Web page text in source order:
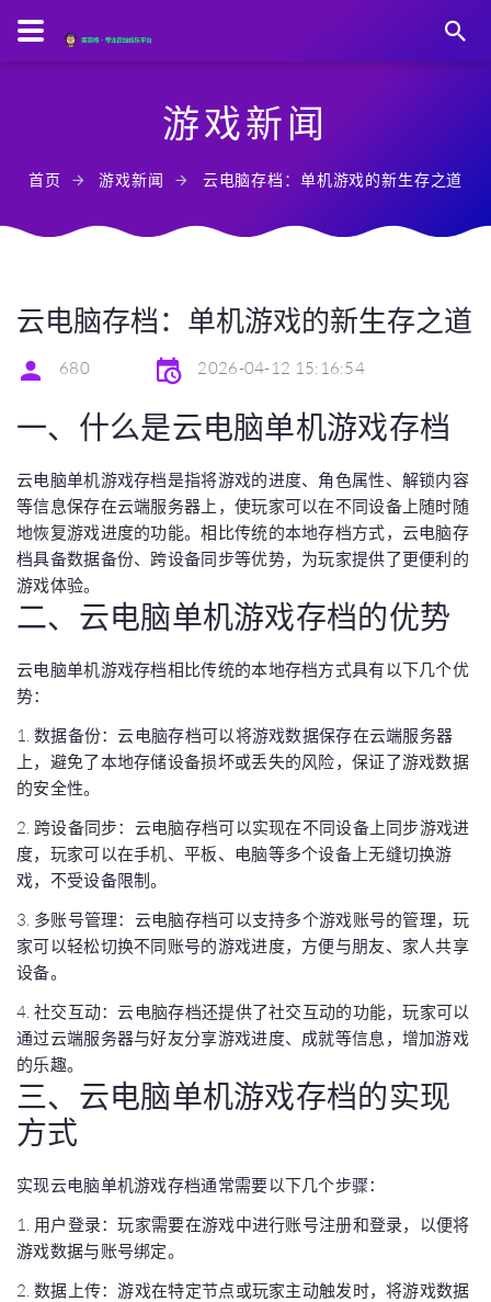
游戏新闻
首页 游戏新闻 云电脑存档：单机游戏的新生存之道
云电脑存档：单机游戏的新生存之道
680 2026-04-12 15:16:54
一、什么是云电脑单机游戏存档
云电脑单机游戏存档是指将游戏的进度、角色属性、解锁内容
等信息保存在云端服务器上，使玩家可以在不同设备上随时随
地恢复游戏进度的功能。相比传统的本地存档方式，云电脑存
档具备数据备份、跨设备同步等优势，为玩家提供了更便利的
游戏体验。
二、云电脑单机游戏存档的优势
云电脑单机游戏存档相比传统的本地存档方式具有以下几个优
势：
1. 数据备份：云电脑存档可以将游戏数据保存在云端服务器
上，避免了本地存储设备损坏或丢失的风险，保证了游戏数据
的安全性。
2. 跨设备同步：云电脑存档可以实现在不同设备上同步游戏进
度，玩家可以在手机、平板、电脑等多个设备上无缝切换游
戏，不受设备限制。
3. 多账号管理：云电脑存档可以支持多个游戏账号的管理，玩
家可以轻松切换不同账号的游戏进度，方便与朋友、家人共享
设备。
4. 社交互动：云电脑存档还提供了社交互动的功能，玩家可以
通过云端服务器与好友分享游戏进度、成就等信息，增加游戏
的乐趣。
三、云电脑单机游戏存档的实现
方式
实现云电脑单机游戏存档通常需要以下几个步骤：
1. 用户登录：玩家需要在游戏中进行账号注册和登录，以便将
游戏数据与账号绑定。
2. 数据上传：游戏在特定节点或玩家主动触发时，将游戏数据